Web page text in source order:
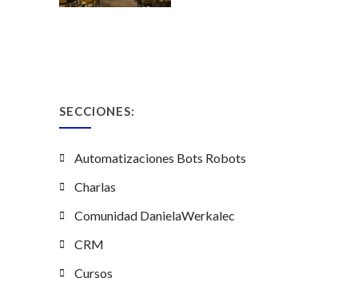
SECCIONES:
Automatizaciones Bots Robots
Charlas
Comunidad DanielaWerkalec
CRM
Cursos